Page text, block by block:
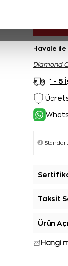
Havale ile
Diamond
1 - 5
Taksit
Ürün
Hangi